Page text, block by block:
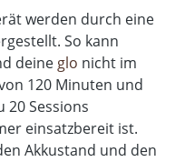
werden durch eine
So kann
deine glo nicht im
120 Minuten und
20 Sessions
einsatzbereit ist.
Akkustand und den